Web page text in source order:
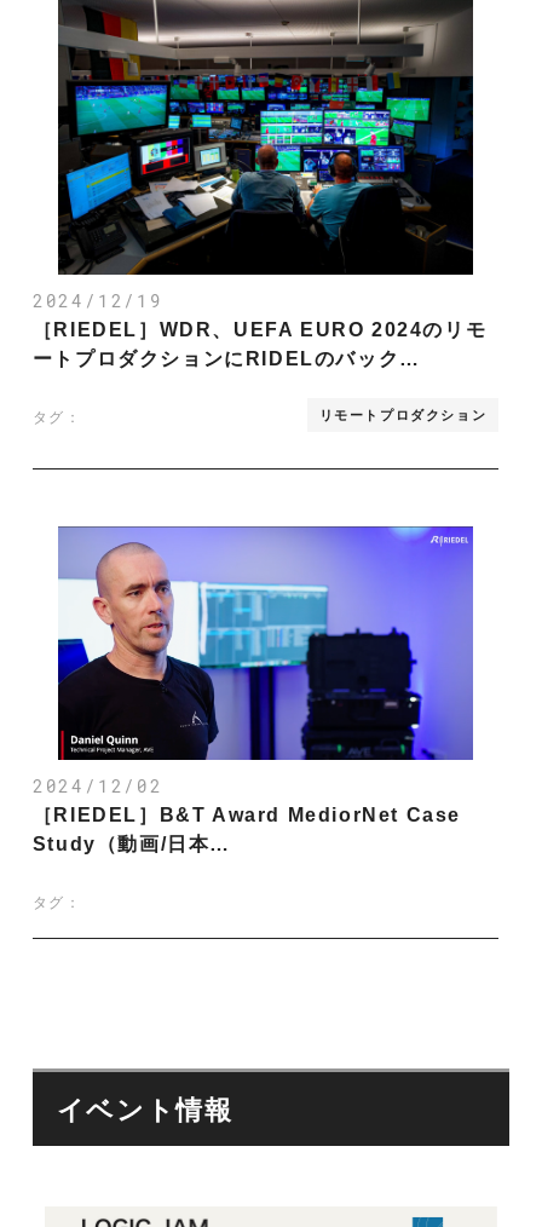
2024/12/19
［RIEDEL］WDR、UEFA EURO 2024のリモ
ートプロダクションにRIDELのバック…
タグ： リモートプロダクション
2024/12/02
［RIEDEL］B&T Award MediorNet Case
Study（動画/日本…
タグ：
イベント情報